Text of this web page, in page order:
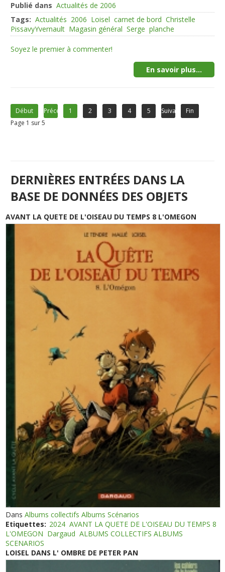
Publié dans Actualités de 2006
Tags: Actualités 2006 Loisel carnet de bord Christelle
PissavyYvernault Magasin général Serge planche
Soyez le premier à commenter!
En savoir plus...
Début Précédent1 2 3 4 5 Suivant
Fin
Page 1 sur 5
DERNIÈRES ENTRÉES DANS LA
BASE DE DONNÉES DES OBJETS
AVANT LA QUETE DE L'OISEAU DU TEMPS 8 L'OMEGON
DansAlbums collectifs Albums Scénarios
Etiquettes: 2024 AVANT LA QUETE DE L'OISEAU DU TEMPS 8
L'OMEGON Dargaud ALBUMS COLLECTIFS ALBUMS
SCENARIOS
LOISEL DANS L' OMBRE DE PETER PAN